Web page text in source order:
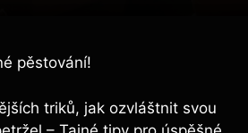
pěstování!
triků, jak ozvláštnit svou